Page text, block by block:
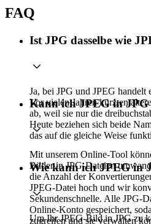
FAQ
Ist JPG dasselbe wie
Ja, bei JPG und JPEG handelt
Vor vielen Jahren kürzten
ab, weil sie nur die
Heute beziehen sich beide
das auf die gleiche Weise
Kann ich JPEG in
Mit unserem Online-Tool
Bilder in JPG-Dateien
die Anzahl der
JPEG-Datei hoch und wir
Sekundenschnelle. Alle JPG-
Online-Konto gespeichert,
zugreifen und sie verwalten
Wie kann ich JPEG in
Um Ihr JPEG-Bild in JPG zu